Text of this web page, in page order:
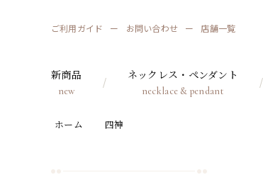
ご利用ガイド お問い合わせ 店舗一覧
新商品
new
ネックレス・ペンダント
necklace & pendant
ホーム 四神